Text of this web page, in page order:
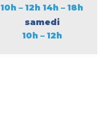
10h – 12h 14h – 18h
samedi
10h – 12h